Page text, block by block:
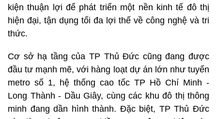
kiện thuận lợi để phát triển một nền kinh tế đô thị
hiện đại, tận dụng tối đa lợi thế về công nghệ và tri
thức.
Cơ sở hạ tầng của TP Thủ Đức cũng đang được
đầu tư mạnh mẽ, với hàng loạt dự án lớn như tuyến
metro số 1, hệ thống cao tốc TP Hồ Chí Minh -
Long Thành - Dầu Giây, cùng các khu đô thị thông
minh đang dần hình thành. Đặc biệt, TP Thủ Đức